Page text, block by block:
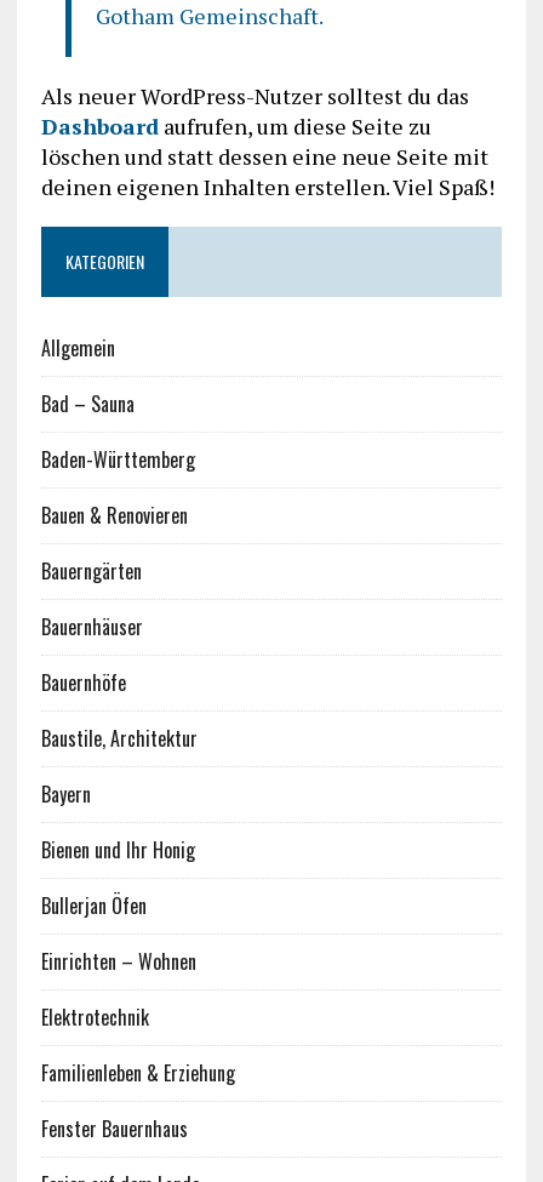
Gotham Gemeinschaft.
Als neuer WordPress-Nutzer solltest du das
Dashboardaufrufen, um diese Seite zu
löschen und statt dessen eine neue Seite mit
deinen eigenen Inhalten erstellen. Viel Spaß!
KATEGORIEN
Allgemein
Bad – Sauna
Baden-Württemberg
Bauen & Renovieren
Bauerngärten
Bauernhäuser
Bauernhöfe
Baustile, Architektur
Bayern
Bienen und Ihr Honig
Bullerjan Öfen
Einrichten – Wohnen
Elektrotechnik
Familienleben & Erziehung
Fenster Bauernhaus